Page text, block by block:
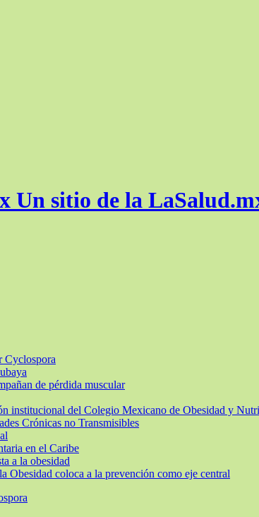
Un sitio de la
Cyclospora
de pérdida muscular
institucional del Colegio Mexicano de Obesidad y
Crónicas no Transmisibles
en el Caribe
a la obesidad
Obesidad coloca a la prevención como eje central